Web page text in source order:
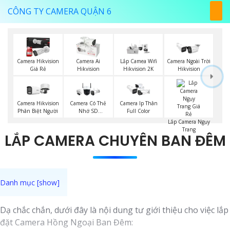
CÔNG TY CAMERA QUẬN 6
Camera Hikvision
Giá Rẻ
Camera Ai
Hikvision
Lắp Camea Wifi
Hikvision 2K
Camera Ngoài Trời
Hikvision
Camera Hikvision
Phân Biệt Người
Camera Có Thẻ
Nhớ SD
Camera Ip Thân
Full Color
Lắp Camera Ngụy
Trang
LẮP CAMERA CHUYÊN BAN ĐÊM
Dạ chắc chắn, dưới đây là nội dung tư giới thiệu cho việc lắp
đặt Camera Hồng Ngoại Ban Đêm: